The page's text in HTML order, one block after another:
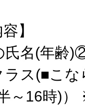
】
名(年齢
ス(■こな
～16時)